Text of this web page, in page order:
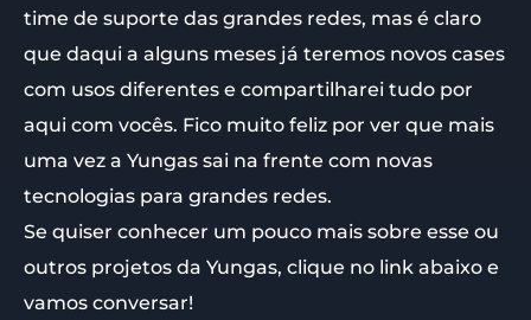
time de suporte das grandes redes, mas é claro
que daqui a alguns meses já teremos novos cases
com usos diferentes e compartilharei tudo por
aqui com vocês. Fico muito feliz por ver que mais
uma vez a Yungas sai na frente com novas
tecnologias para grandes redes.
Se quiser conhecer um pouco mais sobre esse ou
outros projetos da Yungas, clique no link abaixo e
vamos conversar!